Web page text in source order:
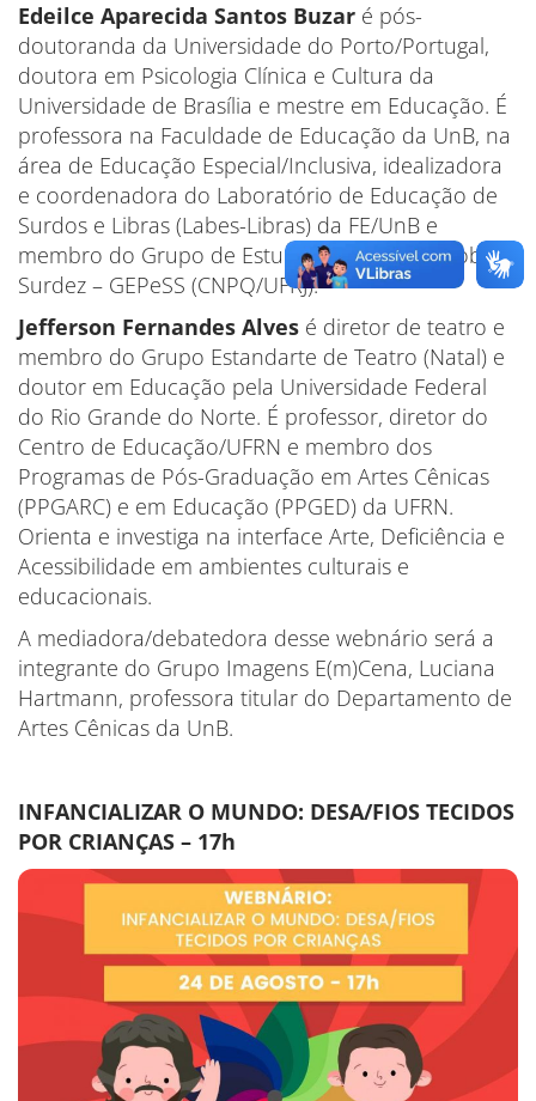
Edeilce Aparecida Santos Buzar é pós-
doutoranda da Universidade do Porto/Portugal,
doutora em Psicologia Clínica e Cultura da
Universidade de Brasília e mestre em Educação. É
professora na Faculdade de Educação da UnB, na
área de Educação Especial/Inclusiva, idealizadora
e coordenadora do Laboratório de Educação de
Surdos e Libras (Labes-Libras) da FE/UnB e
membro do Grupo de Estudos e Pesquisas sobre
Surdez – GEPeSS (CNPQ/UFRJ).
Jefferson Fernandes Alves é diretor de teatro e
membro do Grupo Estandarte de Teatro (Natal) e
doutor em Educação pela Universidade Federal
do Rio Grande do Norte. É professor, diretor do
Centro de Educação/UFRN e membro dos
Programas de Pós-Graduação em Artes Cênicas
(PPGARC) e em Educação (PPGED) da UFRN.
Orienta e investiga na interface Arte, Deficiência e
Acessibilidade em ambientes culturais e
educacionais.
A mediadora/debatedora desse webnário será a
integrante do Grupo Imagens E(m)Cena, Luciana
Hartmann, professora titular do Departamento de
Artes Cênicas da UnB.
INFANCIALIZAR O MUNDO: DESA/FIOS TECIDOS
POR CRIANÇAS – 17h